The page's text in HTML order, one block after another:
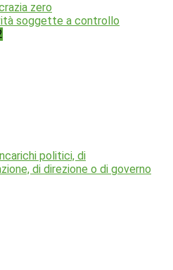
zero
soggette a controllo
politici, di
di direzione o di governo